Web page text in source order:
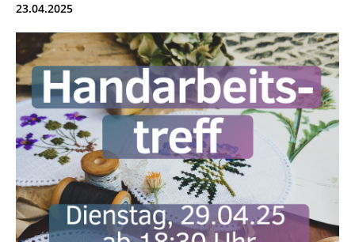
23.04.2025